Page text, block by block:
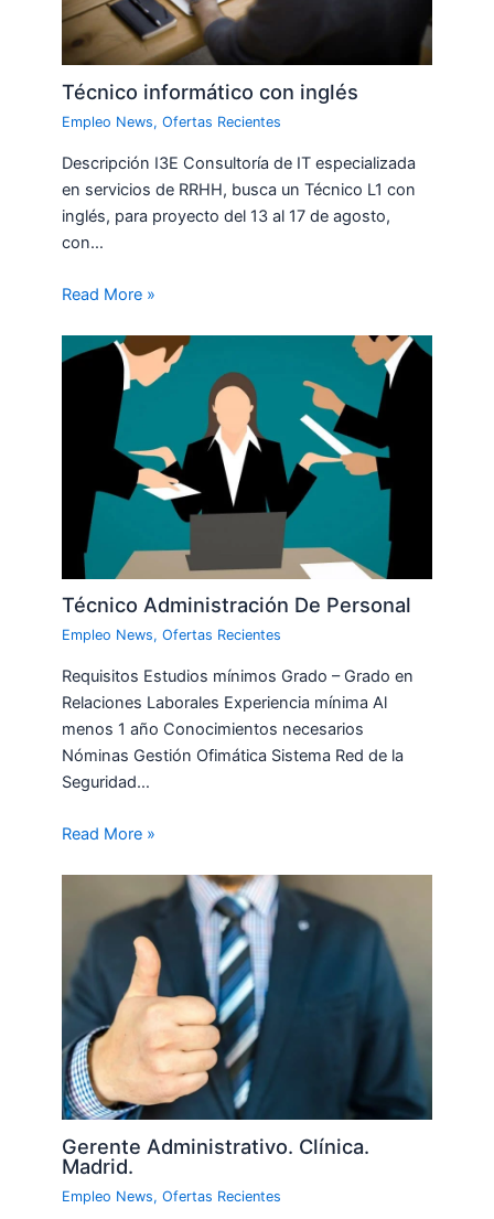
Técnico informático con inglés
Empleo News,Ofertas Recientes
Descripción I3E Consultoría de IT especializada
en servicios de RRHH, busca un Técnico L1 con
inglés, para proyecto del 13 al 17 de agosto,
con…
Read More »
Técnico Administración De Personal
Empleo News,Ofertas Recientes
Requisitos Estudios mínimos Grado – Grado en
Relaciones Laborales Experiencia mínima Al
menos 1 año Conocimientos necesarios
Nóminas Gestión Ofimática Sistema Red de la
Seguridad…
Read More »
Gerente Administrativo. Clínica.
Madrid.
Empleo News,Ofertas Recientes